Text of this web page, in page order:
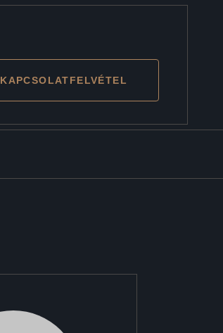
KAPCSOLATFELVÉTEL